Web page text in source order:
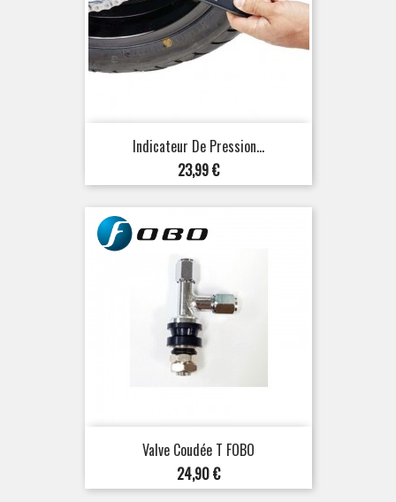
Indicateur De Pression...
Prix
23,99 €
Valve Coudée T FOBO
Prix
24,90 €